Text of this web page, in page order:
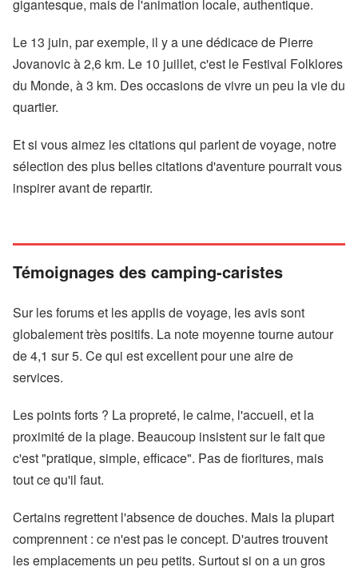
gigantesque, mais de l'animation locale, authentique.
Le 13 juin, par exemple, il y a une dédicace de Pierre
Jovanovic à 2,6 km. Le 10 juillet, c'est le Festival Folklores
du Monde, à 3 km. Des occasions de vivre un peu la vie du
quartier.
Et si vous aimez les citations qui parlent de voyage, notre
sélection des plus belles citations d'aventure pourrait vous
inspirer avant de repartir.
Témoignages des camping-caristes
Sur les forums et les applis de voyage, les avis sont
globalement très positifs. La note moyenne tourne autour
de 4,1 sur 5. Ce qui est excellent pour une aire de
services.
Les points forts ? La propreté, le calme, l'accueil, et la
proximité de la plage. Beaucoup insistent sur le fait que
c'est "pratique, simple, efficace". Pas de fioritures, mais
tout ce qu'il faut.
Certains regrettent l'absence de douches. Mais la plupart
comprennent : ce n'est pas le concept. D'autres trouvent
les emplacements un peu petits. Surtout si on a un gros